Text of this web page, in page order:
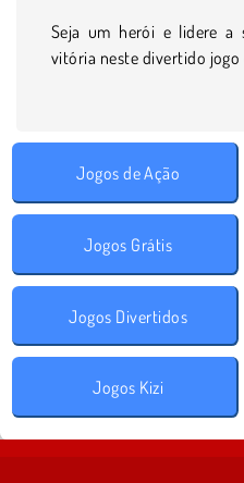
Seja um herói e lidere a
vitória neste divertido jogo
Jogos de Ação
Jogos Grátis
Jogos Divertidos
Jogos Kizi